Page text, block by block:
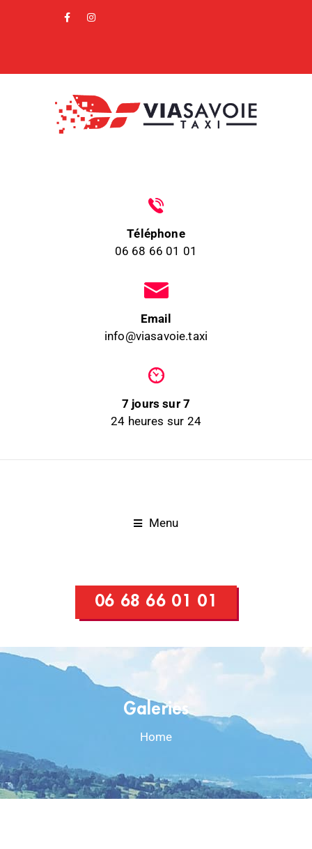
Téléphone
06 68 66 01 01
Email
info@viasavoie.taxi
7 jours sur 7
24 heures sur 24
Menu
06 68 66 01 01
Galeries
Home